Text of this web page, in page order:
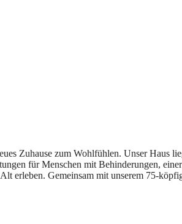
Zuhause zum Wohlfühlen. Unser Haus
für Menschen mit Behinderungen,
erleben. Gemeinsam mit unserem 75-